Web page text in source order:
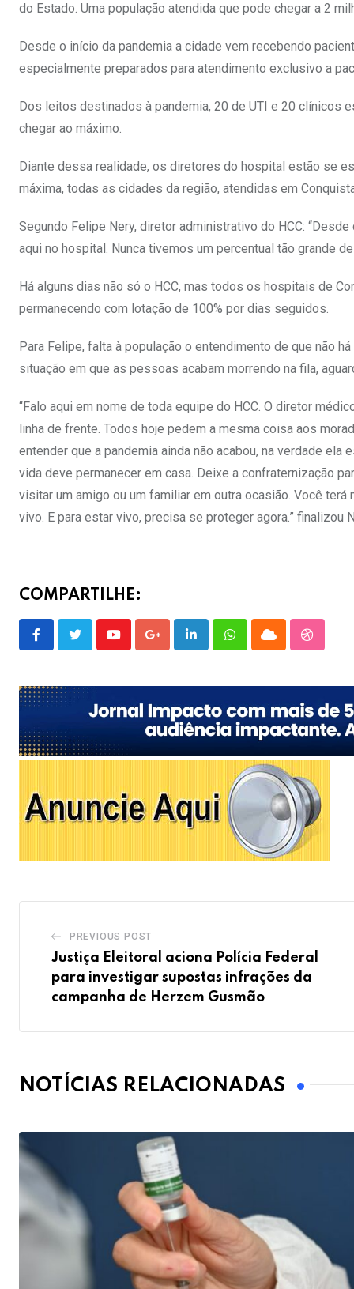
do Estado. Uma população atendida que pode chegar a 2
Desde o início da pandemia a cidade vem recebendo
especialmente preparados para atendimento exclusivo a
Dos leitos destinados à pandemia, 20 de UTI e 20 clínicos
chegar ao máximo.
Diante dessa realidade, os diretores do hospital estão se
máxima, todas as cidades da região, atendidas em
Segundo Felipe Nery, diretor administrativo do HCC:
aqui no hospital. Nunca tivemos um percentual tão grande
Há alguns dias não só o HCC, mas todos os hospitais de
permanecendo com lotação de 100% por dias seguidos.
Para Felipe, falta à população o entendimento de que não
situação em que as pessoas acabam morrendo na fila,
“Falo aqui em nome de toda equipe do HCC. O diretor
linha de frente. Todos hoje pedem a mesma coisa aos
entender que a pandemia ainda não acabou, na verdade
vida deve permanecer em casa. Deixe a confraternização
visitar um amigo ou um familiar em outra ocasião. Você
vivo. E para estar vivo, precisa se proteger agora.” finalizou
COMPARTILHE:
YoutubeGoogle+LinkedInWhatsappCloud
PREVIOUS POST
Justiça Eleitoral aciona Polícia Federal
para investigar supostas infrações da
campanha de Herzem Gusmão
NOTÍCIAS RELACIONADAS